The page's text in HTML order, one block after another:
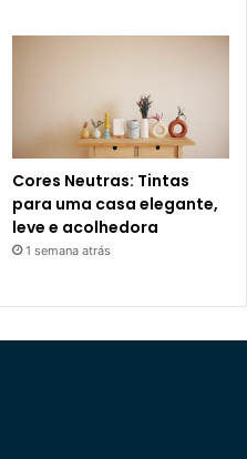
Cores Neutras: Tintas
para uma casa elegante,
leve e acolhedora
1 semana atrás